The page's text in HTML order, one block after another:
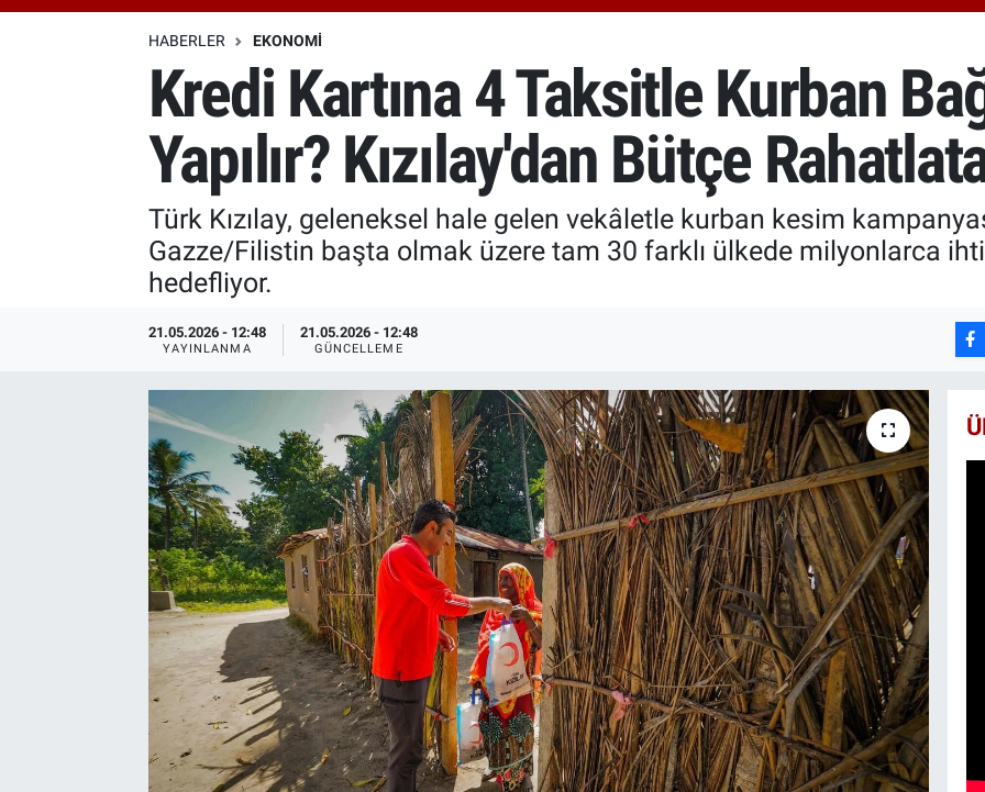
HABERLER EKONOMI
Kredi Kartına 4 Taksitle Kurban
Yapılır? Kızılay'dan Bütçe
Türk Kızılay, geleneksel hale gelen vekâletle kurban kesim
Gazze/Filistin başta olmak üzere tam 30 farklı ülkede milyonlarca
hedefliyor.
21.05.2026 - 12:48
YAYINLANMA
21.05.2026 - 12:48
GÜNCELLEME
Özel Haberler
Özel Haberler
Erişim Bilgileri
Haber Arşivi